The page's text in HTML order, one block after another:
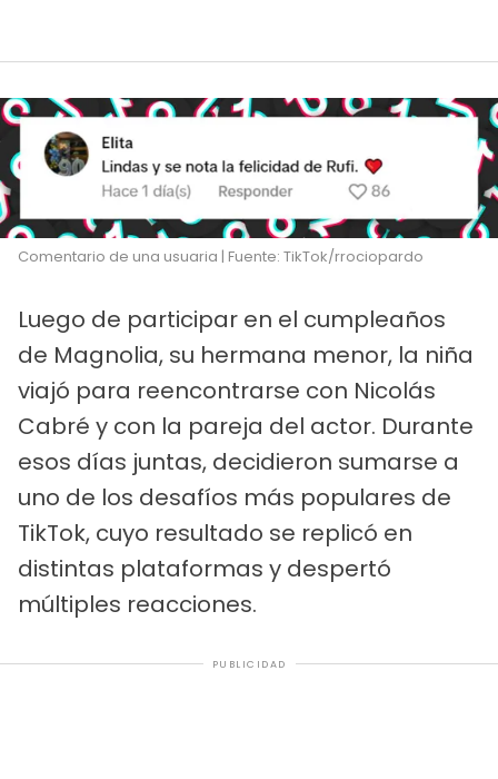
Comentario de una usuaria | Fuente: TikTok/rrociopardo
Luego de participar en el cumpleaños
de Magnolia, su hermana menor, la niña
viajó para reencontrarse con Nicolás
Cabré y con la pareja del actor. Durante
esos días juntas, decidieron sumarse a
uno de los desafíos más populares de
TikTok, cuyo resultado se replicó en
distintas plataformas y despertó
múltiples reacciones.
PUBLICIDAD